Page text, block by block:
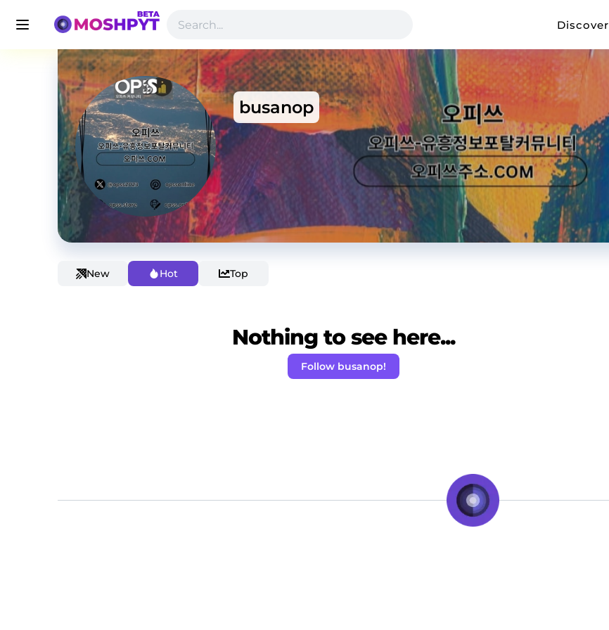
Discover
busanop
New Hot Top
Nothing to see here...
Follow busanop!